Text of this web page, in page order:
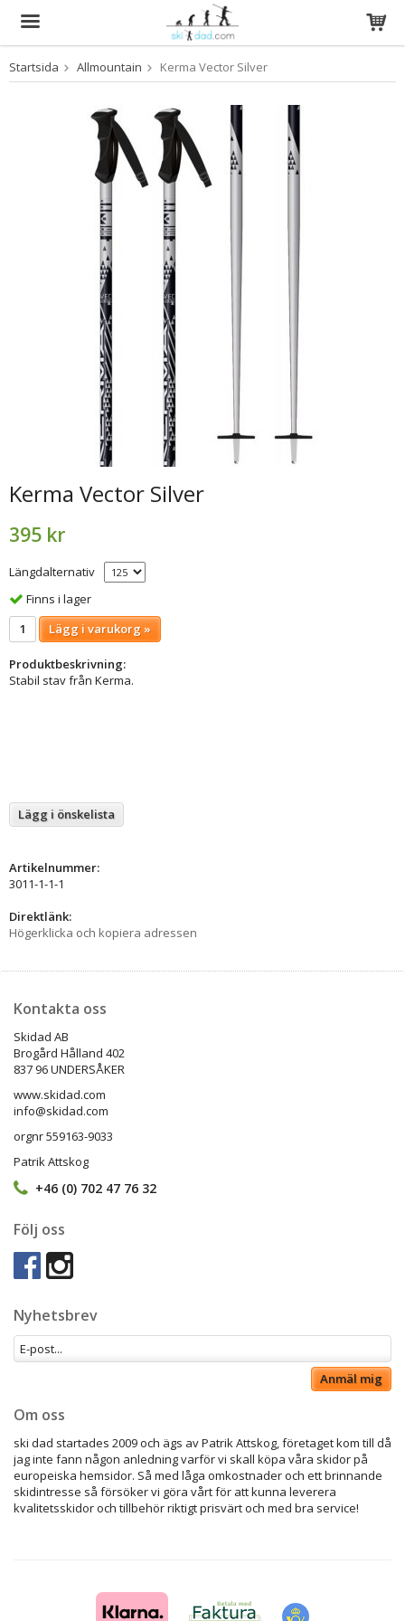
Produkten har blivit tillagd i varukorgen
Startsida Allmountain Kerma Vector Silver
Kerma Vector Silver
395 kr
Längdalternativ
Finns i lager
Lägg i varukorg »
Produktbeskrivning:
Stabil stav från Kerma.
Lägg i önskelista
Artikelnummer:
3011-1-1-1
Direktlänk:
Högerklicka och kopiera adressen
Kontakta oss
Skidad AB
Brogård Hålland 402
837 96 UNDERSÅKER
www.skidad.com
info@skidad.com
orgnr 559163-9033
Patrik Attskog
+46 (0) 702 47 76 32
Följ oss
Nyhetsbrev
Anmäl mig
Om oss
ski dad startades 2009 och ägs av Patrik Attskog, företaget kom till då
jag inte fann någon anledning varför vi skall köpa våra skidor på
europeiska hemsidor. Så med låga omkostnader och ett brinnande
skidintresse så försöker vi göra vårt för att kunna leverera
kvalitetsskidor och tillbehör riktigt prisvärt och med bra service!